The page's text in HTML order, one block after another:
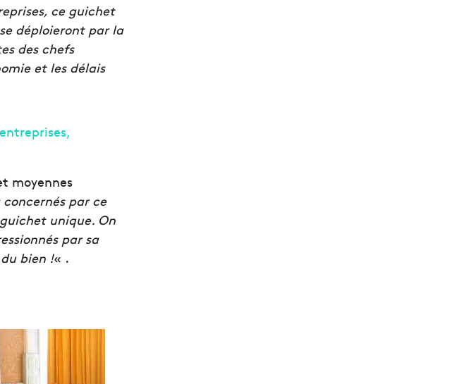
ce guichet
déploieront par la
des chefs
et les délais
moyennes
concernés par ce
unique. On
par sa
bien !« .